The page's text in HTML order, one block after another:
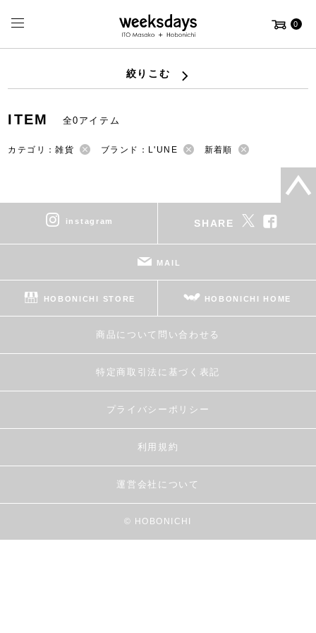
0
絞りこむ
ITEM 全0アイテム
カテゴリ：雑貨 ブランド：L'UNE 新着順
instagram SHARE
MAIL
HOBONICHI STORE HOBONICHI HOME
商品について問い合わせる
特定商取引法に基づく表記
プライバシーポリシー
利用規約
運営会社について
© HOBONICHI